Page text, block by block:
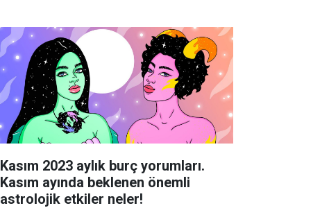
Kasım 2023 aylık burç yorumları.
Kasım ayında beklenen önemli
astrolojik etkiler neler!